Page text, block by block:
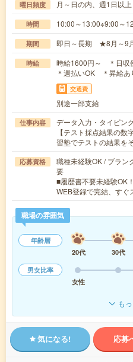
曜日頻度 月～日の内、週1日以上
時間 10:00～13:00※9:00～
期間 即日～長期 ★8月～9
時給
時給1600円～ ＊日収
＊週払いOK ＊昇給
交通費
別途一部支給
仕事内容
データ入力・タイピン
【テスト採点結果の
習塾でテストの結果を
応募資格
職種未経験OK / ブラン
要
■履歴書不要未経験OK
WEB登録で完結、す
職場の雰囲気
年齢層
20代
30代
男女比率
女性
も
気になる! 応募